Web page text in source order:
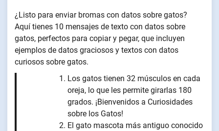
¿Listo para enviar bromas con datos sobre gatos?
Aquí tienes 10 mensajes de texto con datos sobre
gatos, perfectos para copiar y pegar, que incluyen
ejemplos de datos graciosos y textos con datos
curiosos sobre gatos.
Los gatos tienen 32 músculos en cada
oreja, lo que les permite girarlas 180
grados. ¡Bienvenidos a Curiosidades
sobre los Gatos!
El gato mascota más antiguo conocido